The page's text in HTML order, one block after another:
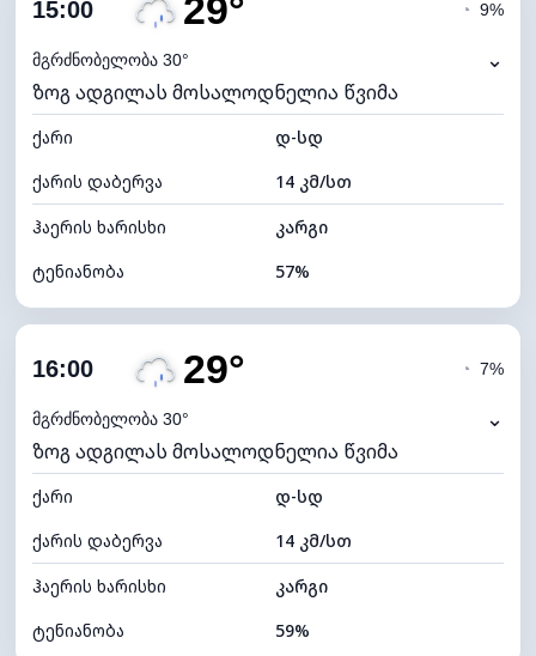
ნამის წერტილი
ხილვადობა
10 კმ
განათების ინდექსი 4 (მკრთალი)
ღრუბლის სიმაღლე 5280 მ
15:00 29°
მგრძნობელობა 30°
◔ 9%
⌄
ზოგ ადგილას მოსალოდნელია წვიმა
ქარი
დ-სდ
ქარის დაბერვა
14 კმ/სთ
ჰაერის ხარისხი
კარგი
ტენიანობა
57%
ღრუბლიანობა
ნამის წერტილი
ხილვადობა
10 კმ
განათების ინდექსი 4 (მკრთალი)
ღრუბლის სიმაღლე 6560 მ
16:00 29°
მგრძნობელობა 30°
◔ 7%
⌄
ზოგ ადგილას მოსალოდნელია წვიმა
ქარი
დ-სდ
ქარის დაბერვა
14 კმ/სთ
ჰაერის ხარისხი
კარგი
ტენიანობა
59%